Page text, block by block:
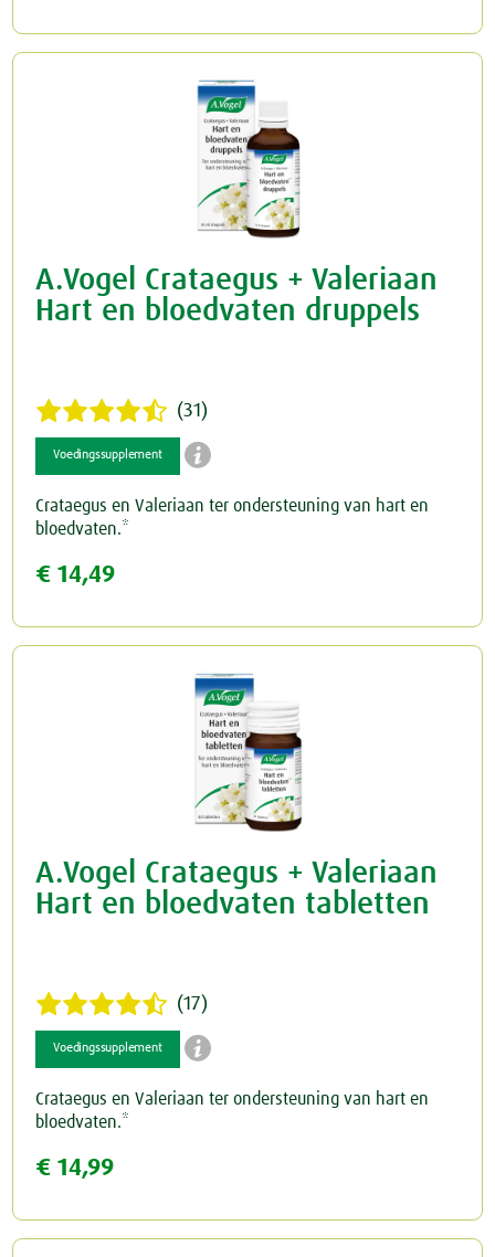
A.Vogel Crataegus + Valeriaan
Hart en bloedvaten druppels
(31)
Voedingssupplement 
Crataegus en Valeriaan ter ondersteuning van hart en
bloedvaten.*
€ 14,49
A.Vogel Crataegus + Valeriaan
Hart en bloedvaten tabletten
(17)
Voedingssupplement 
Crataegus en Valeriaan ter ondersteuning van hart en
bloedvaten.*
€ 14,99